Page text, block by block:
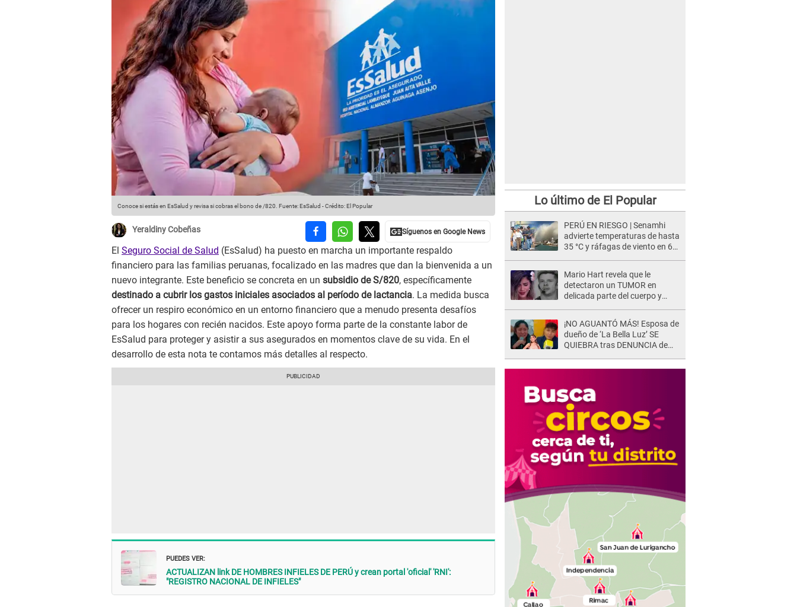
Conoce si estás en EsSalud y revisa si cobras el bono de /820. Fuente: EsSalud -Crédito: El Popular
Yeraldiny Cobeñas
El Seguro Social de Salud (EsSalud) ha puesto en marcha un importante respaldo
financiero para las familias peruanas, focalizado en las madres que dan la bienvenida a un
nuevo integrante. Este beneficio se concreta en un subsidio de S/820, específicamente
destinado a cubrir los gastos iniciales asociados al período de lactancia. La medida busca
ofrecer un respiro económico en un entorno financiero que a menudo presenta desafíos
para los hogares con recién nacidos. Este apoyo forma parte de la constante labor de
EsSalud para proteger y asistir a sus asegurados en momentos clave de su vida. En el
desarrollo de esta nota te contamos más detalles al respecto.
PUEDES VER:
ACTUALIZAN link DE HOMBRES INFIELES DE PERÚ y crean portal 'oficial' 'RNI':
"REGISTRO NACIONAL DE INFIELES"
Lo último de El Popular
PERÚ EN RIESGO | Senamhi
advierte temperaturas de hasta
35 °C y ráfagas de viento en 6
Mario Hart revela que le
detectaron un TUMOR en
delicada parte del cuerpo y
muy fuertes..."
¡NO AGUANTÓ MÁS! Esposa de
dueño de ‘La Bella Luz’ SE
QUIEBRA tras DENUNCIA de